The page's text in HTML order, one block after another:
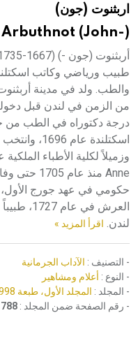
هيئة الموسوعةاربثنوت (جون)
(John-)
طبيب ورياضي وكاتب
والطب. ولد في مدينة
حكومي في عهد جورج الأول،
لندن. اقرأ المزيد »
- التصنيف : الآداب الجرمانية
- النوع : أعلام ومشاهير
- المجلد : المجلد الأول، طبعة 1998، دمشق
- رقم الصفحة ضمن المجلد : 788